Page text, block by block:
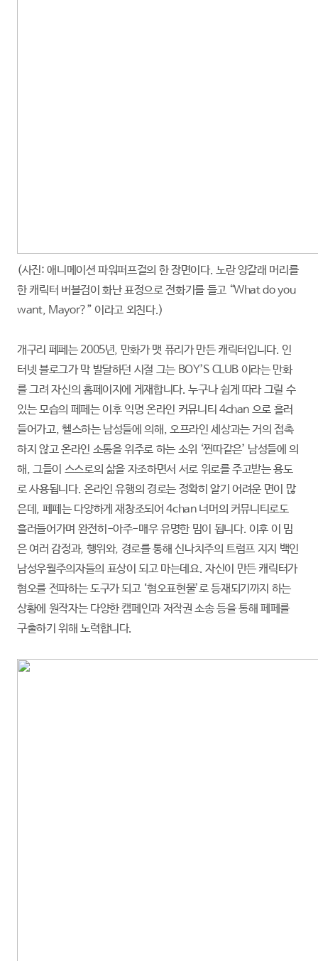
(사진: 애니메이션 파워퍼프걸의 한 장면이다. 노란 양갈래 머리를
한 캐릭터 버블검이 화난 표정으로 전화기를 들고 “What do you
want, Mayor?” 이라고 외친다.)
개구리 페페는 2005년, 만화가 맷 퓨리가 만든 캐릭터입니다. 인
터넷 블로그가 막 발달하던 시절 그는 BOY’S CLUB 이라는 만화
를 그려 자신의 홈페이지에 게재합니다. 누구나 쉽게 따라 그릴 수
있는 모습의 페페는 이후 익명 온라인 커뮤니티 4chan 으로 흘러
들어가고, 헬스하는 남성들에 의해, 오프라인 세상과는 거의 접촉
하지 않고 온라인 소통을 위주로 하는 소위 ‘찐따같은’ 남성들에 의
해, 그들이 스스로의 삶을 자조하면서 서로 위로를 주고받는 용도
로 사용됩니다. 온라인 유행의 경로는 정확히 알기 어려운 면이 많
은데, 페페는 다양하게 재창조되어 4chan 너머의 커뮤니티로도
흘러들어가며 완전히-아주-매우 유명한 밈이 됩니다. 이후 이 밈
은 여러 감정과, 행위와, 경로를 통해 신나치주의 트럼프 지지 백인
남성우월주의자들의 표상이 되고 마는데요. 자신이 만든 캐릭터가
혐오를 전파하는 도구가 되고 ‘혐오표현물’로 등재되기까지 하는
상황에 원작자는 다양한 캠페인과 저작권 소송 등을 통해 페페를
구출하기 위해 노력합니다.